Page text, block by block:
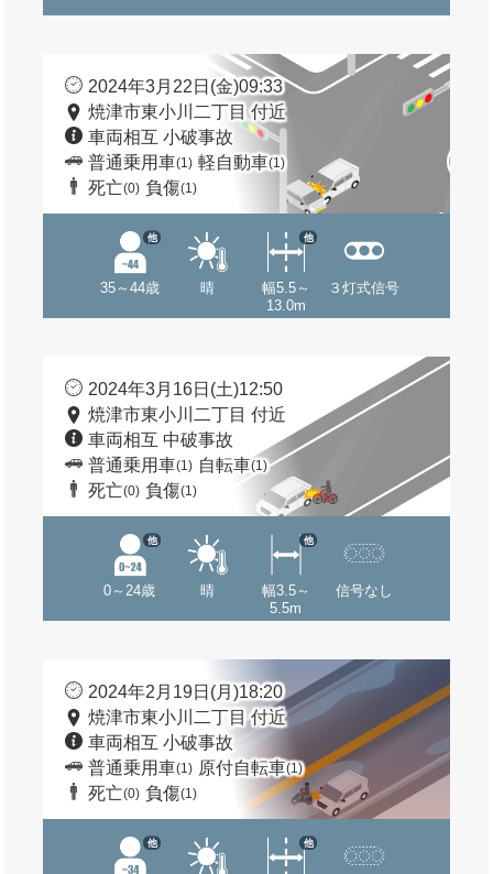
2024年3月22日(金)09:33
焼津市東小川二丁目 付近
車両相互 小破事故
普通乗用車(1) 軽自動車(1)
死亡(0) 負傷(1)
35～44歳
他
晴
幅5.5～
13.0m
他
３灯式信号
2024年3月16日(土)12:50
焼津市東小川二丁目 付近
車両相互 中破事故
普通乗用車(1) 自転車(1)
死亡(0) 負傷(1)
0～24歳
他
晴
幅3.5～
5.5m
他
信号なし
2024年2月19日(月)18:20
焼津市東小川二丁目 付近
車両相互 小破事故
普通乗用車(1) 原付自転車(1)
死亡(0) 負傷(1)
他 他